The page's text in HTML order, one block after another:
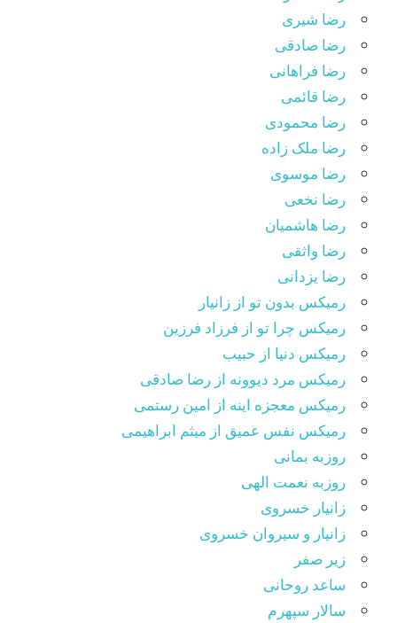
رضا شیری
رضا صادقی
رضا فراهانی
رضا قائمی
رضا محمودی
رضا ملک زاده
رضا موسوی
رضا نخعی
رضا هاشمیان
رضا واثقی
رضا یزدانی
رمیکس بدون تو از زانیار
رمیکس چرا تو از فرزاد فرزین
رمیکس دنیا از حبیب
رمیکس مرد دیوونه از رضا صادقی
رمیکس معجزه اینه از امین رستمی
رمیکس نفس عمیق از میثم ابراهیمی
روزبه بمانی
روزبه نعمت الهی
زانیار خسروی
زانیار و سیروان خسروی
زیر صفر
ساعد روحانی
سالار سپهرم